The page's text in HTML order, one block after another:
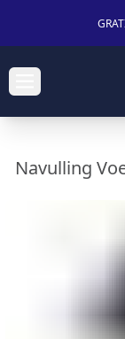
Navulling